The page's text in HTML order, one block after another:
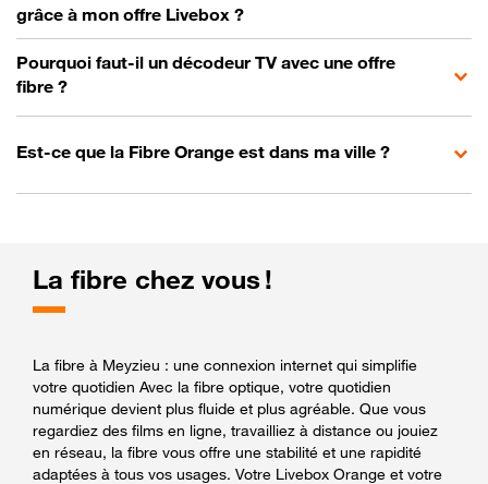
grâce à mon offre Livebox ?
Pourquoi faut-il un décodeur TV avec une offre
fibre ?
Est-ce que la Fibre Orange est dans ma ville ?
La fibre chez vous !
La fibre à Meyzieu : une connexion internet qui simplifie
votre quotidien Avec la fibre optique, votre quotidien
numérique devient plus fluide et plus agréable. Que vous
regardiez des films en ligne, travailliez à distance ou jouiez
en réseau, la fibre vous offre une stabilité et une rapidité
adaptées à tous vos usages. Votre Livebox Orange et votre